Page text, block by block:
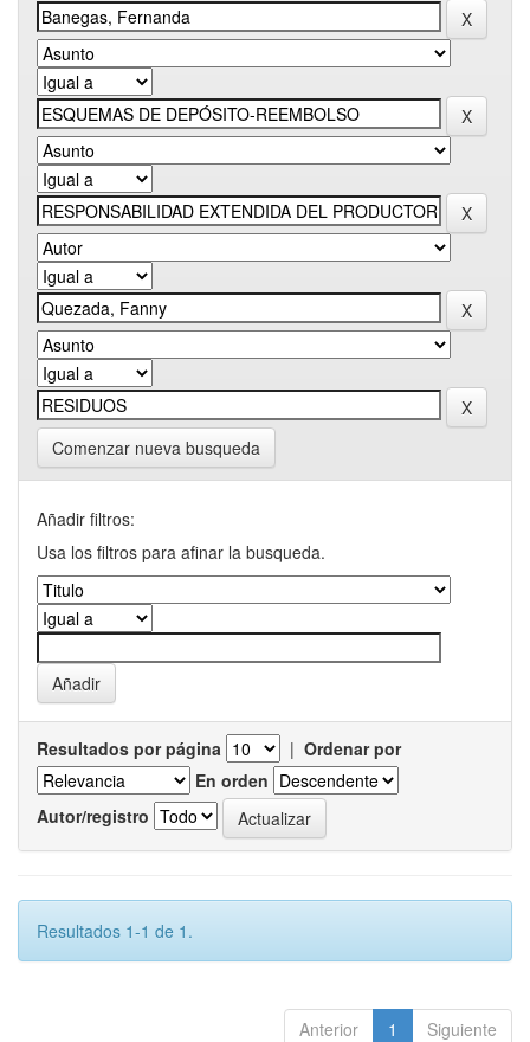
Comenzar nueva busqueda
Añadir filtros:
Usa los filtros para afinar la busqueda.
Resultados por página | Ordenar por
En orden
Autor/registro
Resultados 1-1 de 1.
Anterior 1 Siguiente